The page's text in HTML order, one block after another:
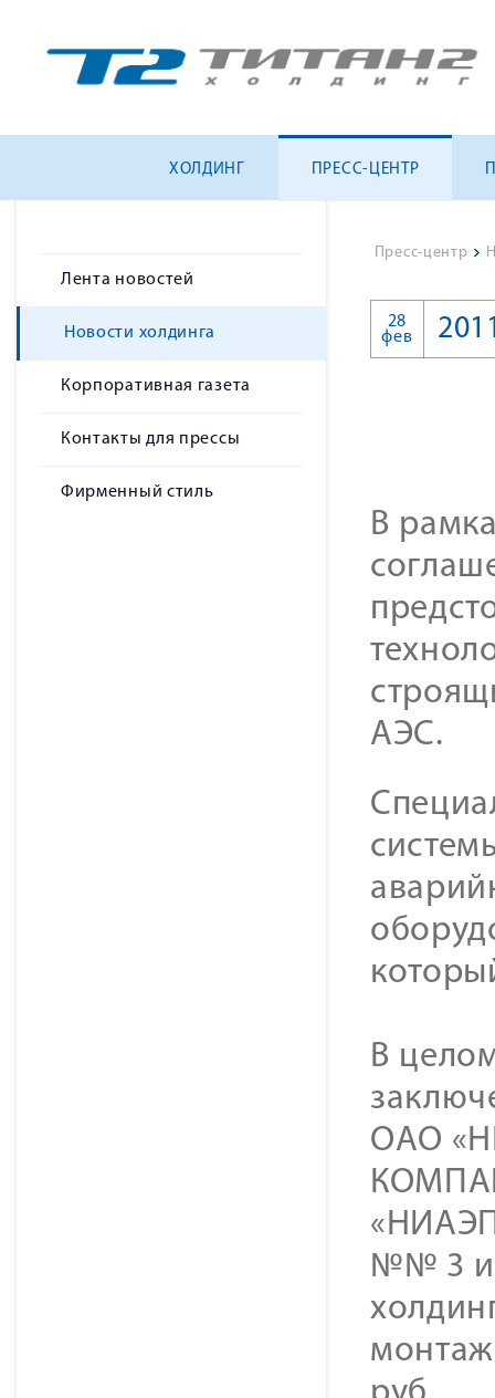
ХОЛДИНГ ПРЕСС-ЦЕНТР
Лента новостей
Новости холдинга
Корпоративная газета
Контакты для прессы
Фирменный стиль
Пресс-центр >
28
фев
В
АЭС.
В
ОАО
№№ 3 и